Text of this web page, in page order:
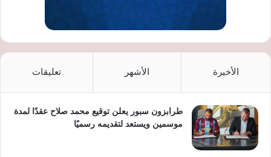
الأخيرة الأشهر تعليقات
طرابزون سبور يعلن توقيع محمد صلاح عقدًا لمدة
موسمين ويستعد لتقديمه رسميًا